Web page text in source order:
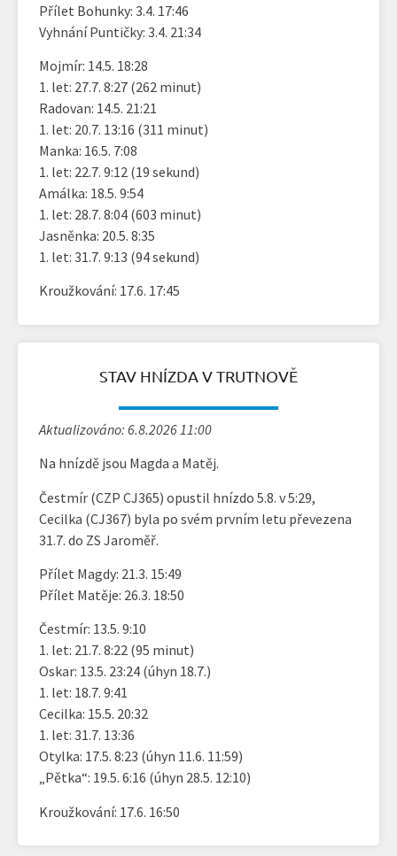
Přílet Bohunky: 3.4. 17:46
Vyhnání Puntičky: 3.4. 21:34
Mojmír: 14.5. 18:28
1. let: 27.7. 8:27 (262 minut)
Radovan: 14.5. 21:21
1. let: 20.7. 13:16 (311 minut)
Manka: 16.5. 7:08
1. let: 22.7. 9:12 (19 sekund)
Amálka: 18.5. 9:54
1. let: 28.7. 8:04 (603 minut)
Jasněnka: 20.5. 8:35
1. let: 31.7. 9:13 (94 sekund)
Kroužkování: 17.6. 17:45
STAV HNÍZDA V TRUTNOVĚ
Aktualizováno: 6.8.2026 11:00
Na hnízdě jsou Magda a Matěj.
Čestmír (CZP CJ365) opustil hnízdo 5.8. v 5:29,
Cecilka (CJ367) byla po svém prvním letu převezena
31.7. do ZS Jaroměř.
Přílet Magdy: 21.3. 15:49
Přílet Matěje: 26.3. 18:50
Čestmír: 13.5. 9:10
1. let: 21.7. 8:22 (95 minut)
Oskar: 13.5. 23:24 (úhyn 18.7.)
1. let: 18.7. 9:41
Cecilka: 15.5. 20:32
1. let: 31.7. 13:36
Otylka: 17.5. 8:23 (úhyn 11.6. 11:59)
„Pětka“: 19.5. 6:16 (úhyn 28.5. 12:10)
Kroužkování: 17.6. 16:50